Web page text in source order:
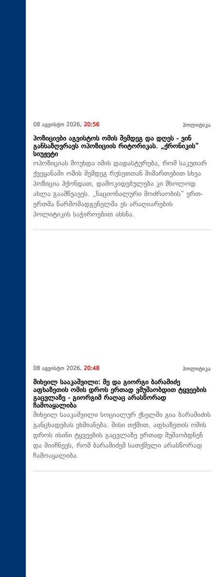
08 აგვისტო 2026, 20:56 პოლიტიკა
პოზიციები აგვისტოს ომის შემდეგ და დღეს - ვინ
განსაზღვრავს ოპოზიციის რიტორიკას. „ქრონიკის“
სიუჟეტი
ოპოზიციას მოუხდა იმის დადასტურება, რომ საკუთარ
ქვეყანაში ომის შემდეგ რუსეთთან მიმართებით სხვა
პოზიცია ჰქონდათ, დამოკიდებულება კი მხოლოდ
ახლა გაამწვავეს. „ნაციონალური მოძრაობის“ ერთ-
ერთმა წარმომადგენელმა ეს არაღიარების
პოლიტიკის საჭიროებით ახსნა.
08 აგვისტო 2026, 20:48 პოლიტიკა
მიხეილ სააკაშვილი: მე და გიორგი ბარამიძე
აფხაზეთის ომის დროს ერთად ვმუშაობდით ტყვეების
გაცვლაზე - გიორგიმ რაღაც არასწორად
ჩამოაყალიბა
მიხეილ სააკაშვილი სოციალურ ქსელში გია ბარამიძის
განცხადებას ეხმიანება. მისი თქმით, აფხაზეთის ომის
დროს ისინი ტყვეების გაცვლაზე ერთად მუშაობდნენ
და მიიჩნევს, რომ ბარამიძემ სათქმელი არასწორად
ჩამოაყალიბა.